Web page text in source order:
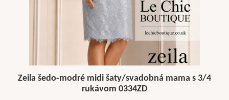
Zeila šedo-modré midi šaty/svadobná mama s 3/4
rukávom 0334ZD